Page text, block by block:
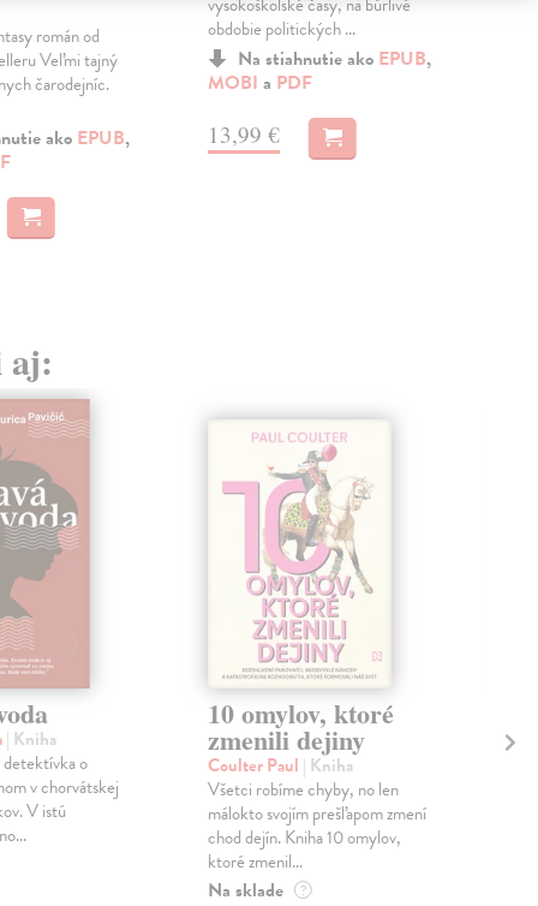
román od
Veľmi tajný
čarodejníc.
ako EPUB,
obdobie politických ...
Na stiahnutie ako EPUB,
MOBI a PDF
13,99 €
aj:
| Kniha
o
v chorvátskej
V istú
10 omylov, ktoré
zmenili dejiny
Coulter Paul | Kniha
Všetci robíme chyby, no len
málokto svojím prešľapom zmení
chod dejín. Kniha 10 omylov,
ktoré zmenil...
Na sklade ?